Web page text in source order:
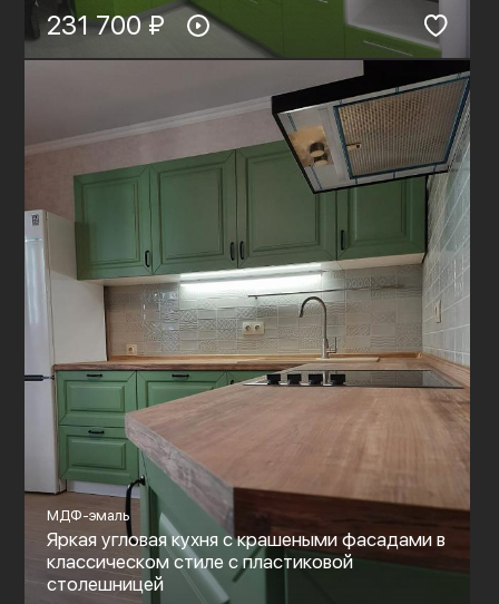
231 700 ₽
МДФ-эмаль
Яркая угловая кухня с крашеными фасадами в
классическом стиле с пластиковой
столешницей